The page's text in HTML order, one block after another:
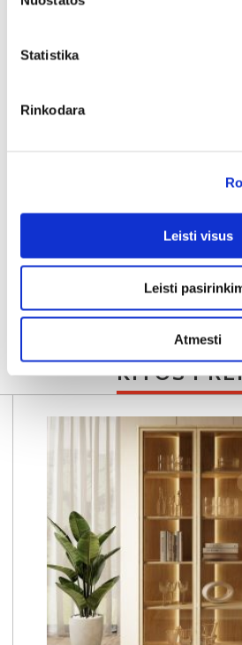
Statistika
Rinkodara
Leisti visus
Leisti
Atmesti
POOLE ENJT121-M534 TV komoda
294€
Į krepšelį
KITOS